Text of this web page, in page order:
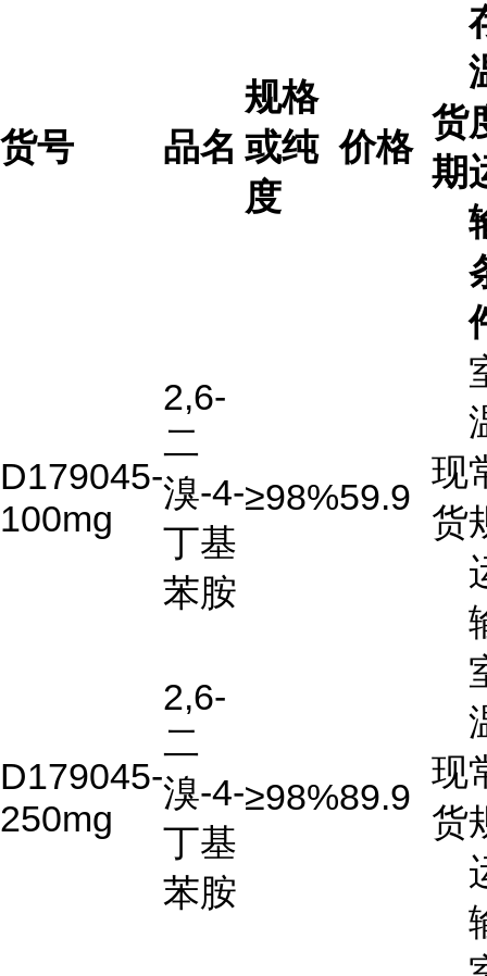
货号 品名
规格
或纯
度
价格
货
期
D179045-
100mg
2,6-
二
溴-4-
丁基
苯胺
≥98%59.9
现
货
D179045-
250mg
2,6-
二
溴-4-
丁基
苯胺
≥98%89.9
现
货